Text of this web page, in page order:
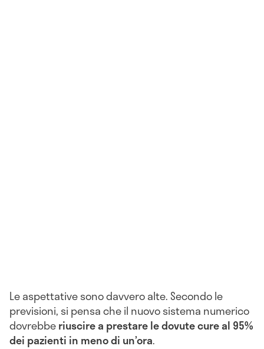
Le aspettative sono davvero alte. Secondo le
previsioni, si pensa che il nuovo sistema numerico
dovrebberiuscire a prestare le dovute cure al 95%
dei pazienti in meno di un’ora.